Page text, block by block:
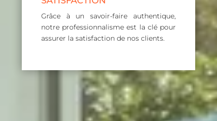
Grâce à un savoir-faire authentique,
notre professionnalisme est la clé pour
assurer la satisfaction de nos clients.